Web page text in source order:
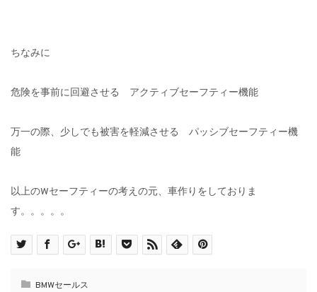
ちなみに
危険を事前に回避させる アクティブセーフティー機能
万一の際、少しでも被害を軽減させる パッシブセーフティー機
能
以上のWセーフティーの考えの元、車作りをしておりま
す。。。。。
BMWセールス